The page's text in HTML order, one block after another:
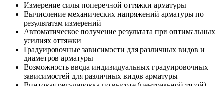
Измерение силы поперечной оттяжки арматуры
Вычисление механических напряжений арматуры по
результатам измерений
Автоматическое получение результата при оптимальных
усилиях оттяжки
Градуировочные зависимости для различных видов и
диаметров арматуры
Возможность ввода индивидуальных градуировочных
зависимостей для различных видов арматуры